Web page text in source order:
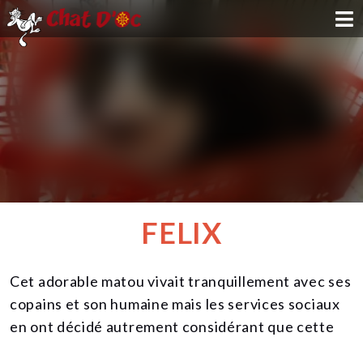
NOUS SOUTENIR
CONTACT
FELIX
Cet adorable matou vivait tranquillement avec ses
copains et son humaine mais les services sociaux
en ont décidé autrement considérant que cette